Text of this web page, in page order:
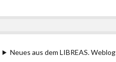
Neues aus dem LIBREAS. Weblog